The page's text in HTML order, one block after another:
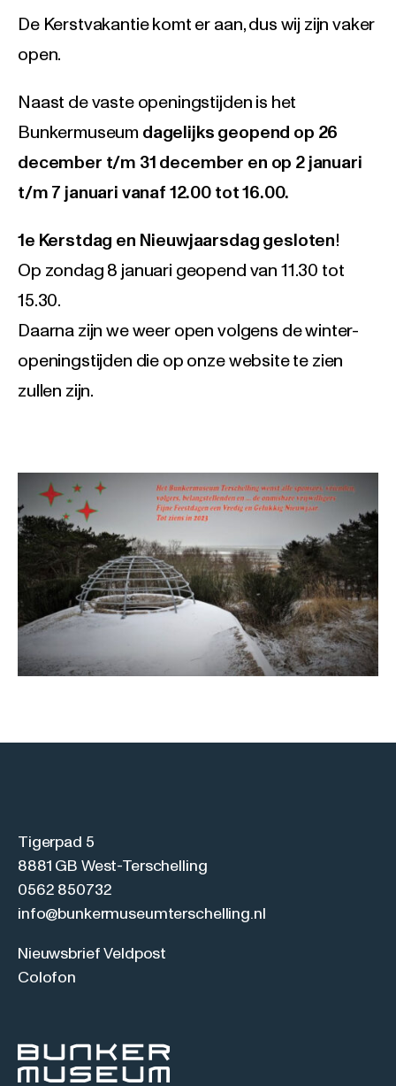
De Kerstvakantie komt er aan, dus wij zijn vaker
open.
Naast de vaste openingstijden is het
Bunkermuseum dagelijks geopend op 26
december t/m 31 december en op 2 januari
t/m 7 januari vanaf 12.00 tot 16.00.
1e Kerstdag en Nieuwjaarsdag gesloten!
Op zondag 8 januari geopend van 11.30 tot
15.30.
Daarna zijn we weer open volgens de winter-
openingstijden die op onze website te zien
zullen zijn.
Tigerpad 5
8881 GB West-Terschelling
0562 850732
info@bunkermuseumterschelling.nl
Nieuwsbrief Veldpost
Colofon